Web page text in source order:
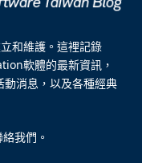
和維護。這裡記錄
軟體的最新資訊，
消息，以及各種經典
我們。